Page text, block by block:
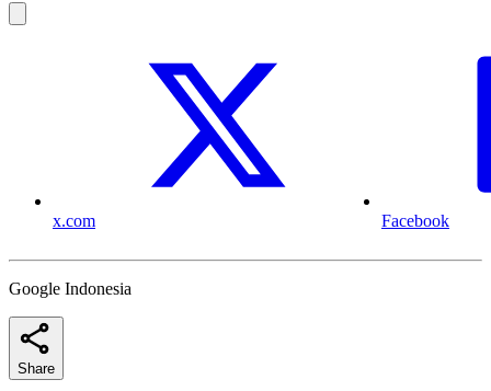
x.com Facebook
Google Indonesia
Share